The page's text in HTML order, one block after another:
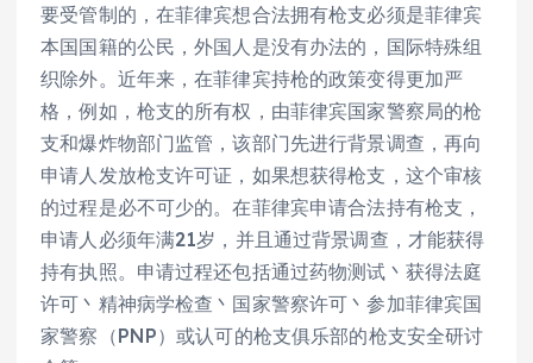
要受管制的，在菲律宾想合法拥有枪支必须是菲律宾
本国国籍的公民，外国人是没有办法的，国际特殊组
织除外。近年来，在菲律宾持枪的政策变得更加严
格，例如，枪支的所有权，由菲律宾国家警察局的枪
支和爆炸物部门监管，该部门先进行背景调查，再向
申请人发放枪支许可证，如果想获得枪支，这个审核
的过程是必不可少的。在菲律宾申请合法持有枪支，
申请人必须年满21岁，并且通过背景调查，才能获得
持有执照。申请过程还包括通过药物测试丶获得法庭
许可丶精神病学检查丶国家警察许可丶参加菲律宾国
家警察（PNP）或认可的枪支俱乐部的枪支安全研讨